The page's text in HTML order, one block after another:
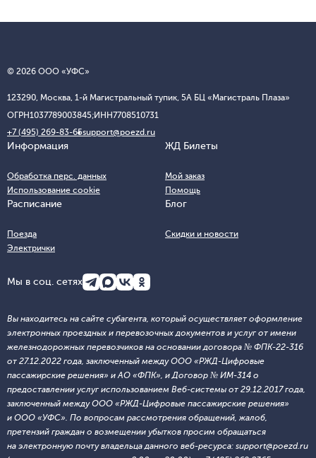
© 2026 ООО «УФС»
123290, Москва, 1-й Магистральный тупик, 5А БЦ «Магистраль Плаза»
ОГРН1037789003845;ИНН7708510731
+7 (495) 269-83-65support@poezd.ru
Информация
Обработка перс. данных
Использование cookie
ЖД Билеты
Мой заказ
Помощь
Расписание
Поезда
Электрички
Блог
Скидки и новости
Мы в соц. сетях
Вы находитесь на сайте субагента, который осуществляет оформление
электронных проездных и перевозочных документов и услуг от имени
железнодорожных перевозчиков на основании договора № ФПК-22-316
от 27.12.2022 года, заключенный между ООО «РЖД-Цифровые
пассажирские решения» и АО «ФПК», и Договор № ИМ-314 о
предоставлении услуг использованием Веб-системы от 29.12.2017 года,
заключенный между ООО «РЖД-Цифровые пассажирские решения»
и ООО «УФС». По вопросам рассмотрения обращений, жалоб,
претензий граждан о возмещении убытков просим обращаться
на электронную почту владельца данного веб-ресурса: support@poezd.ru